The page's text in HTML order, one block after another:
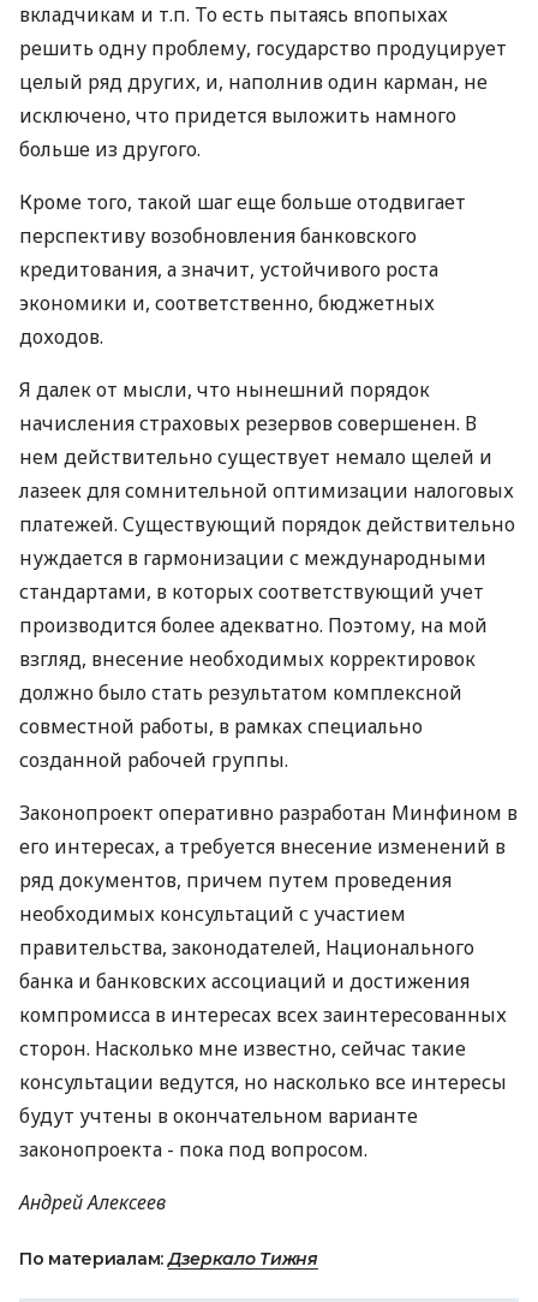
вкладчикам и т.п. То есть пытаясь впопыхах
решить одну проблему, государство продуцирует
целый ряд других, и, наполнив один карман, не
исключено, что придется выложить намного
больше из другого.
Кроме того, такой шаг еще больше отодвигает
перспективу возобновления банковского
кредитования, а значит, устойчивого роста
экономики и, соответственно, бюджетных
доходов.
Я далек от мысли, что нынешний порядок
начисления страховых резервов совершенен. В
нем действительно существует немало щелей и
лазеек для сомнительной оптимизации налоговых
платежей. Существующий порядок действительно
нуждается в гармонизации с международными
стандартами, в которых соответствующий учет
производится более адекватно. Поэтому, на мой
взгляд, внесение необходимых корректировок
должно было стать результатом комплексной
совместной работы, в рамках специально
созданной рабочей группы.
Законопроект оперативно разработан Минфином в
его интересах, а требуется внесение изменений в
ряд документов, причем путем проведения
необходимых консультаций с участием
правительства, законодателей, Национального
банка и банковских ассоциаций и достижения
компромисса в интересах всех заинтересованных
сторон. Насколько мне известно, сейчас такие
консультации ведутся, но насколько все интересы
будут учтены в окончательном варианте
законопроекта - пока под вопросом.
Андрей Алексеев
По материалам:Дзеркало Тижня